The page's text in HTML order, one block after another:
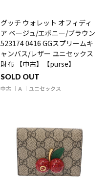
グッチ ウォレット オフィディ
ア ベージュ/エボニー/ブラウン
523174 0416 GGスプリームキ
ャンバス/レザー ユニセックス
財布 【中古】【purse】
SOLD OUT
中古 A ユニセックス